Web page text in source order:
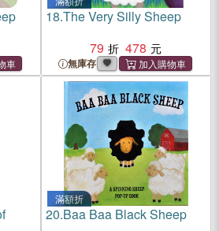
18.The Very Silly Sheep
79
478
無庫存
滿額折
20.Baa Baa Black Sheep